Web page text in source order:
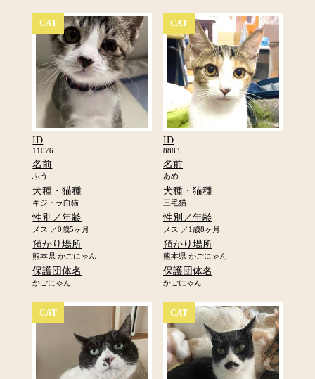
CAT
ID
11076
名前
ふう
犬種・猫種
キジトラ白猫
性別／年齢
メス ／0歳5ヶ月
預かり場所
熊本県 かごにゃん
保護団体名
かごにゃん
CAT
ID
8883
名前
あめ
犬種・猫種
三毛猫
性別／年齢
メス ／1歳8ヶ月
預かり場所
熊本県 かごにゃん
保護団体名
かごにゃん
CAT CAT